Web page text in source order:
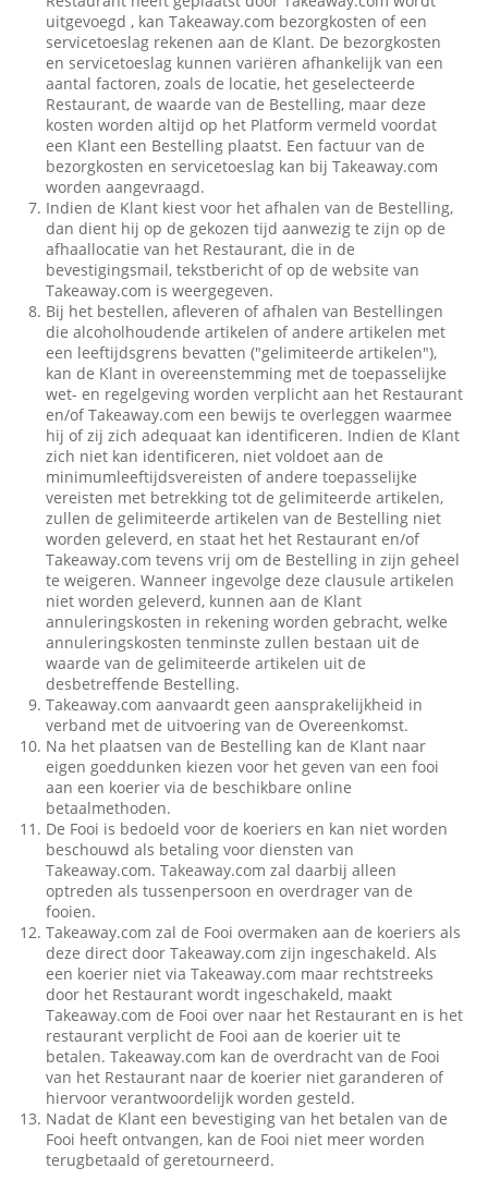
uitgevoegd , kan Takeaway.com bezorgkosten of een
servicetoeslag rekenen aan de Klant. De bezorgkosten
en servicetoeslag kunnen variëren afhankelijk van een
aantal factoren, zoals de locatie, het geselecteerde
Restaurant, de waarde van de Bestelling, maar deze
kosten worden altijd op het Platform vermeld voordat
een Klant een Bestelling plaatst. Een factuur van de
bezorgkosten en servicetoeslag kan bij Takeaway.com
worden aangevraagd.
Indien de Klant kiest voor het afhalen van de Bestelling,
dan dient hij op de gekozen tijd aanwezig te zijn op de
afhaallocatie van het Restaurant, die in de
bevestigingsmail, tekstbericht of op de website van
Takeaway.com is weergegeven.
Bij het bestellen, afleveren of afhalen van Bestellingen
die alcoholhoudende artikelen of andere artikelen met
een leeftijdsgrens bevatten ("gelimiteerde artikelen"),
kan de Klant in overeenstemming met de toepasselijke
wet- en regelgeving worden verplicht aan het Restaurant
en/of Takeaway.com een bewijs te overleggen waarmee
hij of zij zich adequaat kan identificeren. Indien de Klant
zich niet kan identificeren, niet voldoet aan de
minimumleeftijdsvereisten of andere toepasselijke
vereisten met betrekking tot de gelimiteerde artikelen,
zullen de gelimiteerde artikelen van de Bestelling niet
worden geleverd, en staat het het Restaurant en/of
Takeaway.com tevens vrij om de Bestelling in zijn geheel
te weigeren. Wanneer ingevolge deze clausule artikelen
niet worden geleverd, kunnen aan de Klant
annuleringskosten in rekening worden gebracht, welke
annuleringskosten tenminste zullen bestaan uit de
waarde van de gelimiteerde artikelen uit de
desbetreffende Bestelling.
Takeaway.com aanvaardt geen aansprakelijkheid in
verband met de uitvoering van de Overeenkomst.
Na het plaatsen van de Bestelling kan de Klant naar
eigen goeddunken kiezen voor het geven van een fooi
aan een koerier via de beschikbare online
betaalmethoden.
De Fooi is bedoeld voor de koeriers en kan niet worden
beschouwd als betaling voor diensten van
Takeaway.com. Takeaway.com zal daarbij alleen
optreden als tussenpersoon en overdrager van de
fooien.
Takeaway.com zal de Fooi overmaken aan de koeriers als
deze direct door Takeaway.com zijn ingeschakeld. Als
een koerier niet via Takeaway.com maar rechtstreeks
door het Restaurant wordt ingeschakeld, maakt
Takeaway.com de Fooi over naar het Restaurant en is het
restaurant verplicht de Fooi aan de koerier uit te
betalen. Takeaway.com kan de overdracht van de Fooi
van het Restaurant naar de koerier niet garanderen of
hiervoor verantwoordelijk worden gesteld.
Nadat de Klant een bevestiging van het betalen van de
Fooi heeft ontvangen, kan de Fooi niet meer worden
terugbetaald of geretourneerd.